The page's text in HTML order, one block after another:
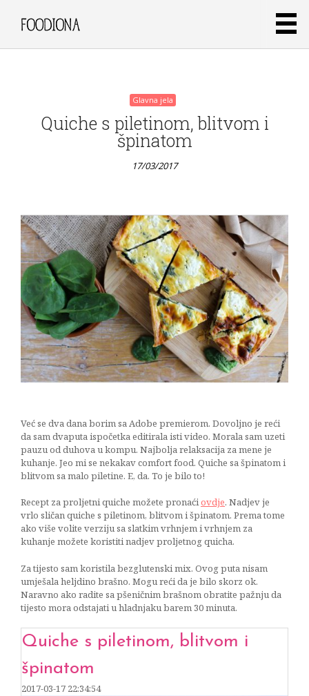
Glavna jela
Kuba –
Havana
i sva
njena
lica
17/03/2017
Glavna jela
Quiche s piletinom, blitvom i
špinatom
17/03/2017
Već se dva dana borim sa Adobe premierom. Dovoljno je reći
da sam dvaputa ispočetka editirala isti video. Morala sam uzeti
pauzu od duhova u kompu. Najbolja relaksacija za mene je
kuhanje. Jeo mi se nekakav comfort food. Quiche sa špinatom i
blitvom sa malo piletine. E, da. To je bilo to!
Recept za proljetni quiche možete pronaćiovdje. Nadjev je
vrlo sličan quiche s piletinom, blitvom i špinatom. Prema tome
ako više volite verziju sa slatkim vrhnjem i vrhnjem za
kuhanje možete koristiti nadjev proljetnog quicha.
Za tijesto sam koristila bezglutenski mix. Ovog puta nisam
umješala heljdino brašno. Mogu reći da je bilo skorz ok.
Naravno ako radite sa pšeničnim brašnom obratite pažnju da
tijesto mora odstajati u hladnjaku barem 30 minuta.
Quiche s piletinom, blitvom i
špinatom
2017-03-17 22:34:54